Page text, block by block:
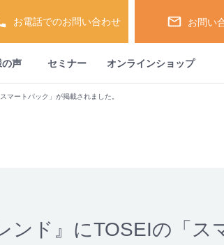
お電話でのお問い合わせ お問い
の声 セミナー オンラインショップ
マートパック」が掲載されました。
ンド』にTOSEIの「ス